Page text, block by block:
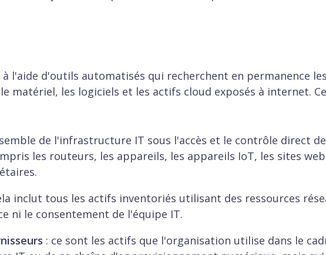
l'aide d'outils automatisés qui recherchent en permanence
matériel, les logiciels et les actifs cloud exposés à internet.
de l'infrastructure IT sous l'accès et le contrôle direct de
les routeurs, les appareils, les appareils IoT, les sites
inclut tous les actifs inventoriés utilisant des ressources
ni le consentement de l'équipe IT.
: ce sont les actifs que l'organisation utilise dans le